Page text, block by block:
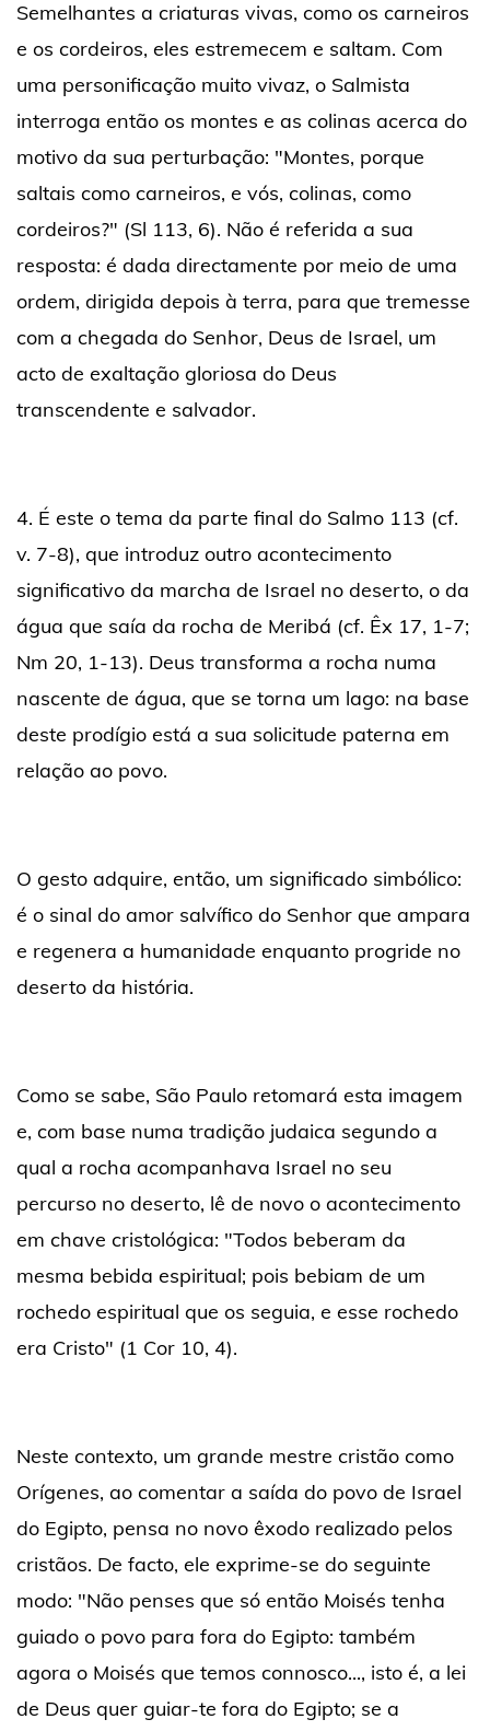
Semelhantes a criaturas vivas, como os carneiros
e os cordeiros, eles estremecem e saltam. Com
uma personificação muito vivaz, o Salmista
interroga então os montes e as colinas acerca do
motivo da sua perturbação: "Montes, porque
saltais como carneiros, e vós, colinas, como
cordeiros?" (Sl 113, 6). Não é referida a sua
resposta: é dada directamente por meio de uma
ordem, dirigida depois à terra, para que tremesse
com a chegada do Senhor, Deus de Israel, um
acto de exaltação gloriosa do Deus
transcendente e salvador.
4. É este o tema da parte final do Salmo 113 (cf.
v. 7-8), que introduz outro acontecimento
significativo da marcha de Israel no deserto, o da
água que saía da rocha de Meribá (cf. Êx 17, 1-7;
Nm 20, 1-13). Deus transforma a rocha numa
nascente de água, que se torna um lago: na base
deste prodígio está a sua solicitude paterna em
relação ao povo.
O gesto adquire, então, um significado simbólico:
é o sinal do amor salvífico do Senhor que ampara
e regenera a humanidade enquanto progride no
deserto da história.
Como se sabe, São Paulo retomará esta imagem
e, com base numa tradição judaica segundo a
qual a rocha acompanhava Israel no seu
percurso no deserto, lê de novo o acontecimento
em chave cristológica: "Todos beberam da
mesma bebida espiritual; pois bebiam de um
rochedo espiritual que os seguia, e esse rochedo
era Cristo" (1 Cor 10, 4).
Neste contexto, um grande mestre cristão como
Orígenes, ao comentar a saída do povo de Israel
do Egipto, pensa no novo êxodo realizado pelos
cristãos. De facto, ele exprime-se do seguinte
modo: "Não penses que só então Moisés tenha
guiado o povo para fora do Egipto: também
agora o Moisés que temos connosco..., isto é, a lei
de Deus quer guiar-te fora do Egipto; se a